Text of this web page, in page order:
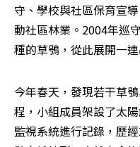
守、學校與社區保育宣
動社區林業。2004年巡
種的草鴞，從此展開一
今年春天，發現若干草
程，小組成員架設了太
監視系統進行記錄，歷